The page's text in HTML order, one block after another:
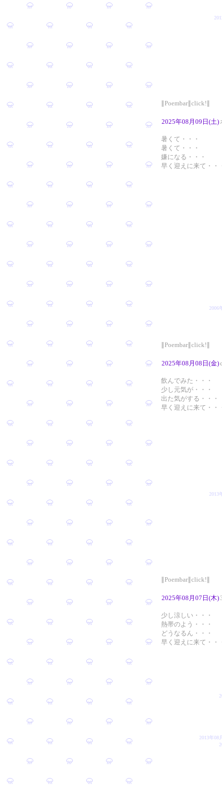
∥Poembar∥click!∥
2025年08月09日(土)
暑くて・・・
暑くて・・・
嫌になる・・・
早く迎えに来て・・
2006
∥Poembar∥click!∥
2025年08月08日(金)
飲んでみた・・・
少し元気が・・・
出た気がする・・・
早く迎えに来て・・
2013
∥Poembar∥click!∥
2025年08月07日(木)
少し涼しい・・・
熱帯のよう・・・
どうなるん・・・
早く迎えに来て・・
2013年